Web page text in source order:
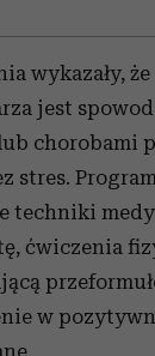
wykazały,
jest
chorobami
stres.
techniki
ćwiczenia
w